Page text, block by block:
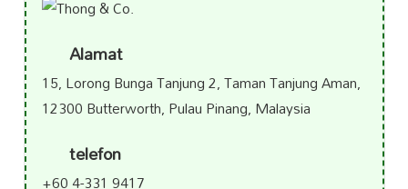
Alamat
15, Lorong Bunga Tanjung 2, Taman Tanjung Aman,
12300 Butterworth, Pulau Pinang, Malaysia
telefon
+60 4-331 9417